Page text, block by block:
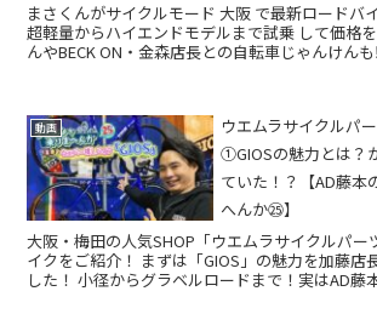
まさくんがサイクルモード 大阪 で最新ロードバ
超軽量からハイエンドモデルまで試乗 して価格
動画
ウエムラサイクルパ
①GIOSの魅力とは？
ていた！？【AD藤本
へんか㉕】
大阪・梅田の人気SHOP「ウエムラサイクルパー
イクをご紹介！ まずは「GIOS」の魅力を加藤店
した！ 小径からグラベルロードまで！実はAD藤